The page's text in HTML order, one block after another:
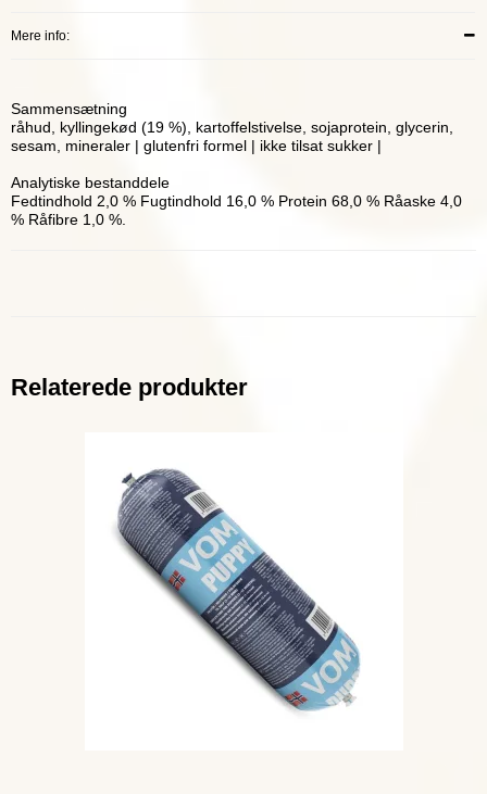
Mere info:
Sammensætning
råhud, kyllingekød (19 %), kartoffelstivelse, sojaprotein, glycerin,
sesam, mineraler | glutenfri formel | ikke tilsat sukker |
Analytiske bestanddele
Fedtindhold 2,0 % Fugtindhold 16,0 % Protein 68,0 % Råaske 4,0
% Råfibre 1,0 %.
Relaterede produkter